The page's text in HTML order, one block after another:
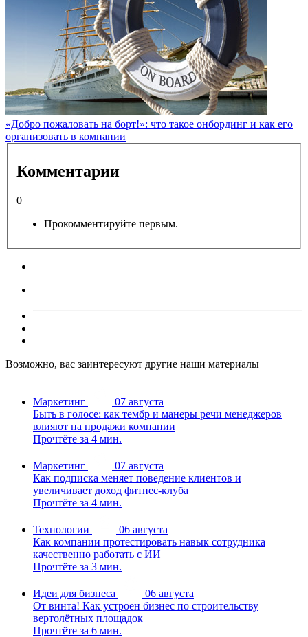
«Добро пожаловать на борт!»: что такое онбординг и как его
организовать в компании
Комментарии
0
Прокомментируйте первым.
Возможно, вас заинтересуют другие наши материалы
Маркетинг
07 августа
Быть в голосе: как тембр и манеры речи менеджеров
влияют на продажи компании
Прочтёте за 4 мин.
Маркетинг
07 августа
Как подписка меняет поведение клиентов и
увеличивает доход фитнес-клуба
Прочтёте за 4 мин.
Технологии
06 августа
Как компании протестировать навык сотрудника
качественно работать с ИИ
Прочтёте за 3 мин.
Идеи для бизнеса
06 августа
От винта! Как устроен бизнес по строительству
вертолётных площадок
Прочтёте за 6 мин.